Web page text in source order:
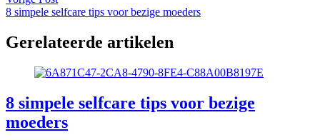
8 simpele selfcare tips voor bezige moeders
Gerelateerde artikelen
8 simpele selfcare tips voor bezige
moeders